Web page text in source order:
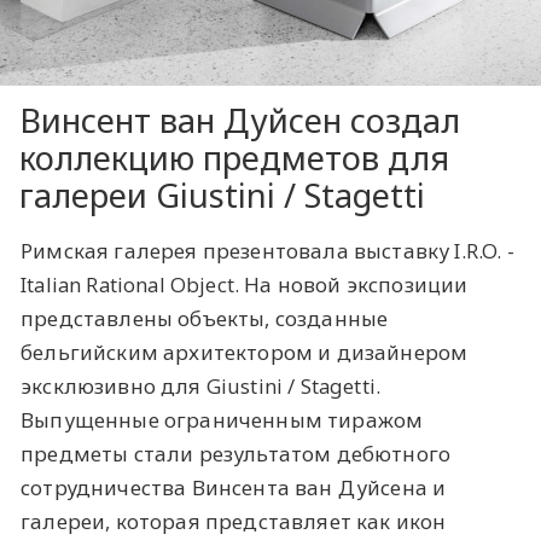
Винсент ван Дуйсен создал
коллекцию предметов для
галереи Giustini / Stagetti
Римская галерея презентовала выставку I.R.O. -
Italian Rational Object. На новой экспозиции
представлены объекты, созданные
бельгийским архитектором и дизайнером
эксклюзивно для Giustini / Stagetti.
Выпущенные ограниченным тиражом
предметы стали результатом дебютного
сотрудничества Винсента ван Дуйсена и
галереи, которая представляет как икон